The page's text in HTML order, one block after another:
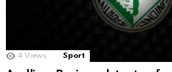
4 Views Sport